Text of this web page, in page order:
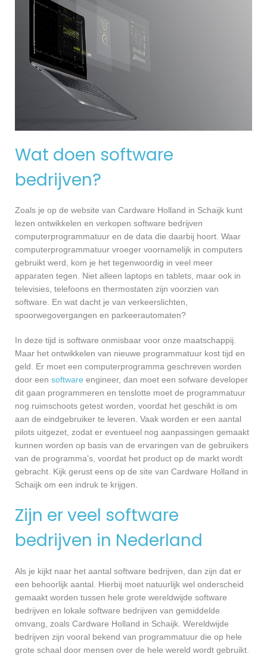
Wat doen software
bedrijven?
Zoals je op de website van Cardware Holland in Schaijk kunt
lezen ontwikkelen en verkopen software bedrijven
computerprogrammatuur en de data die daarbij hoort. Waar
computerprogrammatuur vroeger voornamelijk in computers
gebruikt werd, kom je het tegenwoordig in veel meer
apparaten tegen. Niet alleen laptops en tablets, maar ook in
televisies, telefoons en thermostaten zijn voorzien van
software. En wat dacht je van verkeerslichten,
spoorwegovergangen en parkeerautomaten?
In deze tijd is software onmisbaar voor onze maatschappij.
Maar het ontwikkelen van nieuwe programmatuur kost tijd en
geld. Er moet een computerprogramma geschreven worden
door een software engineer, dan moet een sofware developer
dit gaan programmeren en tenslotte moet de programmatuur
nog ruimschoots getest worden, voordat het geschikt is om
aan de eindgebruiker te leveren. Vaak worden er een aantal
pilots uitgezet, zodat er eventueel nog aanpassingen gemaakt
kunnen worden op basis van de ervaringen van de gebruikers
van de programma’s, voordat het product op de markt wordt
gebracht. Kijk gerust eens op de site van Cardware Holland in
Schaijk om een indruk te krijgen.
Zijn er veel software
bedrijven in Nederland
Als je kijkt naar het aantal software bedrijven, dan zijn dat er
een behoorlijk aantal. Hierbij moet natuurlijk wel onderscheid
gemaakt worden tussen hele grote wereldwijde software
bedrijven en lokale software bedrijven van gemiddelde
omvang, zoals Cardware Holland in Schaijk. Wereldwijde
bedrijven zijn vooral bekend van programmatuur die op hele
grote schaal door mensen over de hele wereld wordt gebruikt.